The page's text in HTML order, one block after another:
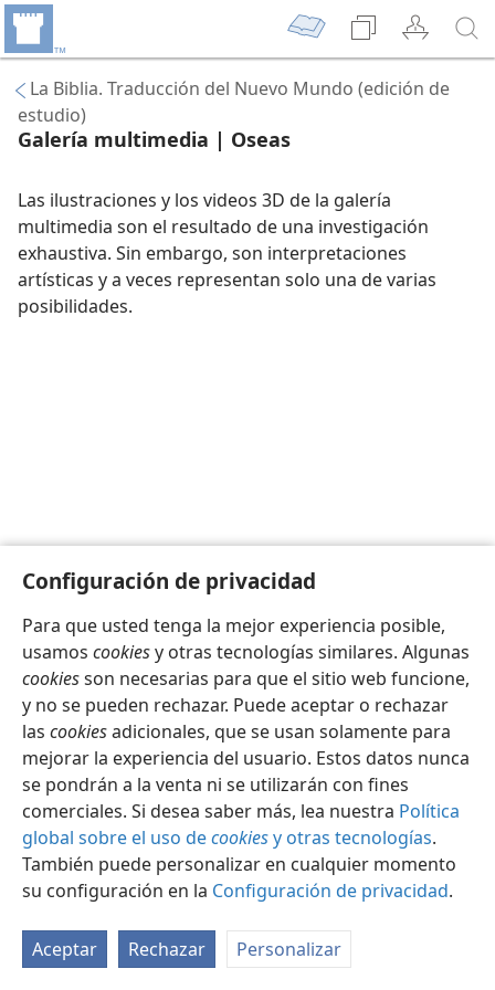
Configuración de privacidad
Para que usted tenga la mejor experiencia posible,
usamos cookiesy otras tecnologías similares. Algunas
cookiesson necesarias para que el sitio web funcione,
y no se pueden rechazar. Puede aceptar o rechazar
las cookiesadicionales, que se usan solamente para
mejorar la experiencia del usuario. Estos datos nunca
se pondrán a la venta ni se utilizarán con fines
comerciales. Si desea saber más, lea nuestra Política
global sobre el uso decookiesy otras tecnologías.
También puede personalizar en cualquier momento
su configuración en la Configuración de privacidad.
Aceptar Rechazar Personalizar
La Biblia. Traducción del Nuevo Mundo (edición de
estudio)
Galería multimedia | Oseas
Las ilustraciones y los videos 3D de la galería
multimedia son el resultado de una investigación
exhaustiva. Sin embargo, son interpretaciones
artísticas y a veces representan solo una de varias
posibilidades.
Español Configuración
Copyright© 2026 Watch Tower Bible and Tract Society of Pennsylvania
Condiciones de uso
Política de privacidad
Configuración de privacidad
JW.ORG Iniciar sesión